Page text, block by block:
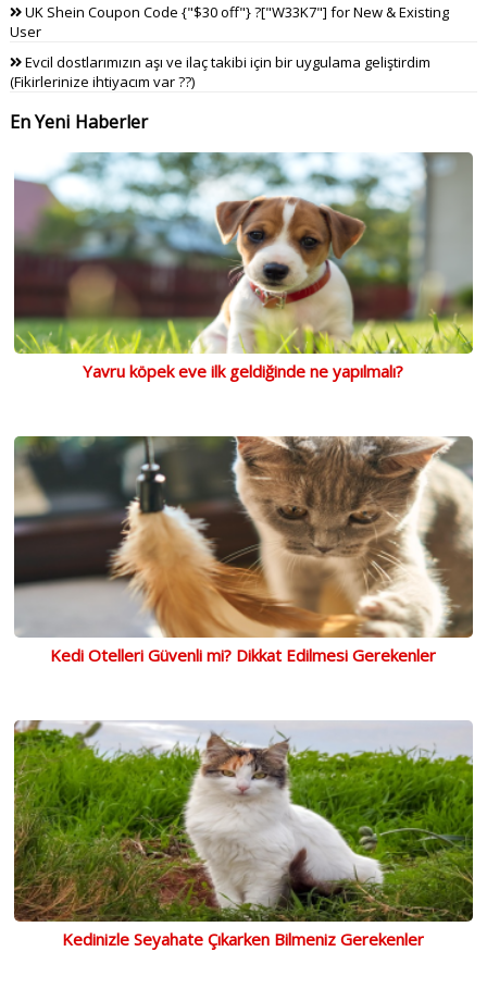
UK Shein Coupon Code {"$30 off"} ?["W33K7"] for New & Existing
User
Evcil dostlarımızın aşı ve ilaç takibi için bir uygulama geliştirdim
(Fikirlerinize ihtiyacım var ??)
En Yeni Haberler
Yavru köpek eve ilk geldiğinde ne yapılmalı?
Kedi Otelleri Güvenli mi? Dikkat Edilmesi Gerekenler
Kedinizle Seyahate Çıkarken Bilmeniz Gerekenler